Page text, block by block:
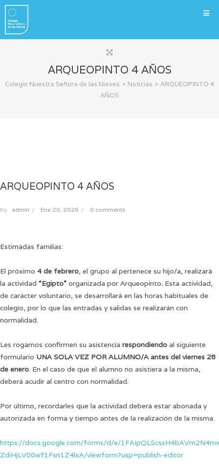
ARQUEOPINTO 4 AÑOS
Colegio Nuestra Señora de las Nieves > Noticias > ARQUEOPINTO 4
AÑOS
ARQUEOPINTO 4 AÑOS
by admin / Ene 20, 2026 / 0 comments
Estimadas familias:
El próximo 4 de febrero, el grupo al pertenece su hijo/a, realizará
la actividad “Egipto” organizada por Arqueopinto. Esta actividad,
de carácter voluntario, se desarrollará en las horas habituales de
colegio, por lo que las entradas y salidas se realizarán con
normalidad.
Les rogamos confirmen su asistencia respondiendo al siguiente
formulario UNA SOLA VEZ POR ALUMNO/A antes del viernes 28
de enero. En el caso de que el alumno no asistiera a la misma,
deberá acudir al centro con normalidad.
Por último, recordarles que la actividad deberá estar abonada y
autorizada en forma y tiempo antes de la realización de la misma.
https://docs.google.com/forms/d/e/
ZdiHjLV00wf1Fsn1Z4lxA/viewform?usp=publish-editor